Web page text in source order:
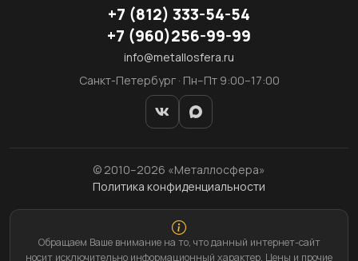
+7 (812) 333-54-54
+7 (960)256-99-99
info@metallosfera.ru
Санкт-Петербург · Пн–Пт 9:00–17:00
© 2010–2026 «Металлосфера»
Политика конфиденциальности
Обращаем Ваше внимание на то, что данный интернет-сайт
носит исключительно информационный характер. Цены и прочие